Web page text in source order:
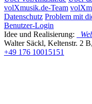
volXmusik.de-Team
Datenschutz Problem mit
Benutzer-Login
Idee und Realisierung:
Walter Säckl, Keltenstr. 2 B,
+49 176 10015151